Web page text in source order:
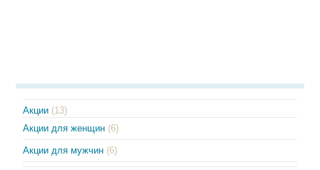
Акции (13)
Акции для женщин (6)
Акции для мужчин (6)